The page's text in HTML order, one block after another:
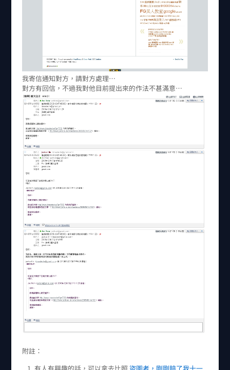
我寄信通知對方，請對方處理…
對方有回信，不過我對他目前提出來的作法不甚滿意…
附註：
有人有興趣的話，可以拿去比照 盜圖者，剛剛賠了我十一